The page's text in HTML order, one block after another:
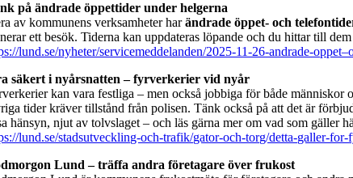
på ändrade öppettider under helgerna
av kommunens verksamheter harändrade öppet- och
ett besök. Tiderna kan uppdateras löpande och du hittar till dem
lund.se/nyheter/servicemeddelanden/2025-11-26-andrade-
säkert i nyårsnatten – fyrverkerier vid nyår
kan vara festliga – men också jobbiga för både
tider kräver tillstånd från polisen. Tänk också på att det är
hänsyn, njut av tolvslaget – och läs gärna mer om vad som gäller
lund.se/stadsutveckling-och-trafik/gator-och-torg/detta-galler-
Lund – träffa andra företagare över frukost